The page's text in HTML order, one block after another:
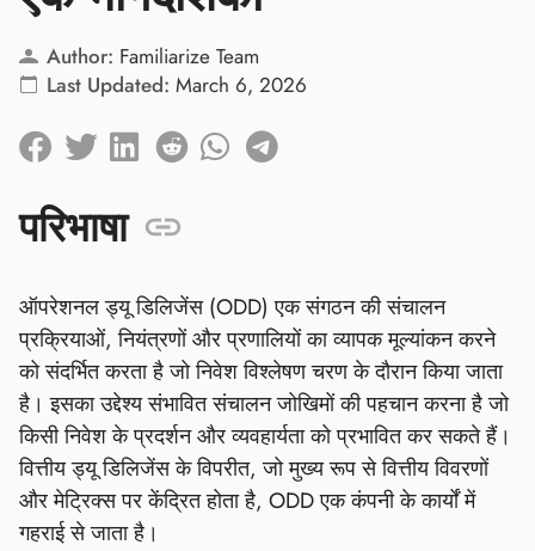
Author: Familiarize Team
Last Updated: March 6, 2026
परिभाषा
ऑपरेशनल ड्यू डिलिजेंस (ODD) एक संगठन की संचालन
प्रक्रियाओं, नियंत्रणों और प्रणालियों का व्यापक मूल्यांकन करने
को संदर्भित करता है जो निवेश विश्लेषण चरण के दौरान किया जाता
है। इसका उद्देश्य संभावित संचालन जोखिमों की पहचान करना है जो
किसी निवेश के प्रदर्शन और व्यवहार्यता को प्रभावित कर सकते हैं।
वित्तीय ड्यू डिलिजेंस के विपरीत, जो मुख्य रूप से वित्तीय विवरणों
और मेट्रिक्स पर केंद्रित होता है, ODD एक कंपनी के कार्यों में
गहराई से जाता है।